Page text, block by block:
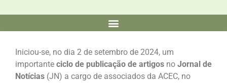
Iniciou-se, no dia 2 de setembro de 2024, um
importante ciclo de publicação de artigos no Jornal de
Notícias (JN) a cargo de associados da ACEC, no